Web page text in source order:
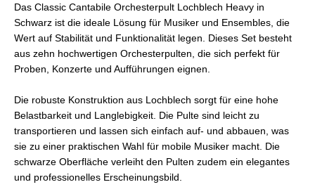
Das Classic Cantabile Orchesterpult Lochblech Heavy in
Schwarz ist die ideale Lösung für Musiker und Ensembles, die
Wert auf Stabilität und Funktionalität legen. Dieses Set besteht
aus zehn hochwertigen Orchesterpulten, die sich perfekt für
Proben, Konzerte und Aufführungen eignen.
Die robuste Konstruktion aus Lochblech sorgt für eine hohe
Belastbarkeit und Langlebigkeit. Die Pulte sind leicht zu
transportieren und lassen sich einfach auf- und abbauen, was
sie zu einer praktischen Wahl für mobile Musiker macht. Die
schwarze Oberfläche verleiht den Pulten zudem ein elegantes
und professionelles Erscheinungsbild.